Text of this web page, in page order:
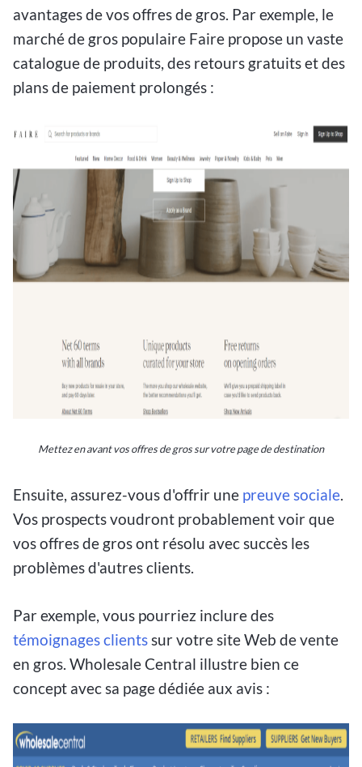
avantages de vos offres de gros. Par exemple, le
marché de gros populaire Faire propose un vaste
catalogue de produits, des retours gratuits et des
plans de paiement prolongés :
Mettez en avant vos offres de gros sur votre page de destination
Ensuite, assurez-vous d'offrir une preuve sociale.
Vos prospects voudront probablement voir que
vos offres de gros ont résolu avec succès les
problèmes d'autres clients.
Par exemple, vous pourriez inclure des
témoignages clients sur votre site Web de vente
en gros. Wholesale Central illustre bien ce
concept avec sa page dédiée aux avis :